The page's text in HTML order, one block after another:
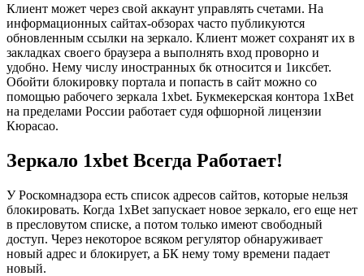
Клиент может через свой аккаунт управлять счетами. На
информационных сайтах-обзорах часто публикуются
обновленным ссылки на зеркало. Клиент может сохранят их в
закладках своего браузера а выполнять вход проворно и
удобно. Нему числу иностранных бк относится и 1иксбет.
Обойти блокировку портала и попасть в сайт можно со
помощью рабочего зеркала 1xbet. Букмекерская контора 1xBet
на пределами России работает судя офшорной лицензии
Кюрасао.
Зеркало 1xbet Всегда Работает!
У Роскомнадзора есть список адресов сайтов, которые нельзя
блокировать. Когда 1xBet запускает новое зеркало, его еще нет
в пресловутом списке, а потом только имеют свободный
доступ. Через некоторое всяком регулятор обнаруживает
новый адрес и блокирует, а БК нему тому времени падает
новый.